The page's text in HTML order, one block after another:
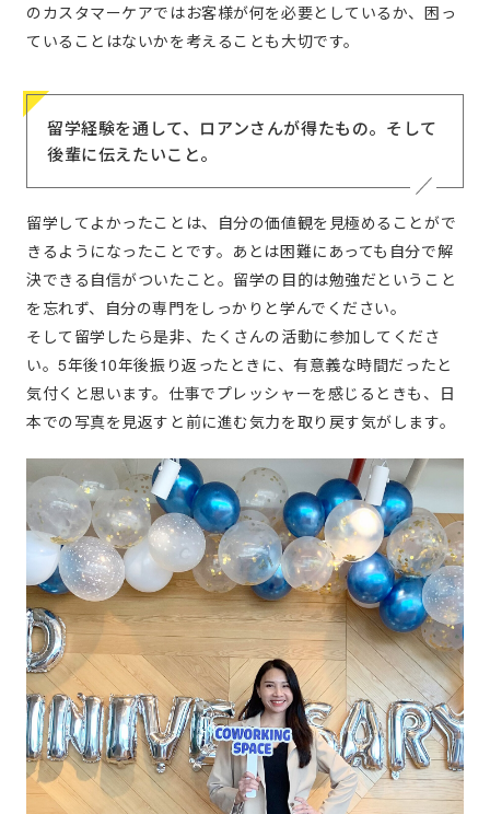
のカスタマーケアではお客様が何を必要としているか、困っ
ていることはないかを考えることも大切です。
留学経験を通して、ロアンさんが得たもの。そして
後輩に伝えたいこと。
留学してよかったことは、自分の価値観を見極めることがで
きるようになったことです。あとは困難にあっても自分で解
決できる自信がついたこと。留学の目的は勉強だということ
を忘れず、自分の専門をしっかりと学んでください。
そして留学したら是非、たくさんの活動に参加してくださ
い。5年後10年後振り返ったときに、有意義な時間だったと
気付くと思います。仕事でプレッシャーを感じるときも、日
本での写真を見返すと前に進む気力を取り戻す気がします。